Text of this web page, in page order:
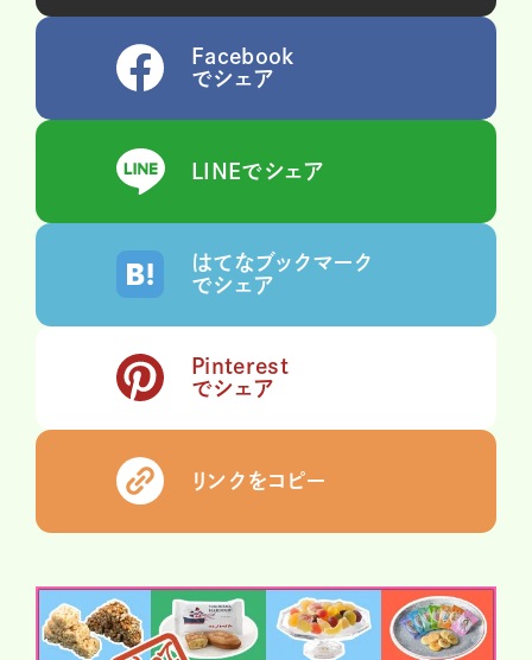
Facebook
でシェア
LINEでシェア
はてなブックマーク
でシェア
Pinterest
でシェア
リンクをコピー